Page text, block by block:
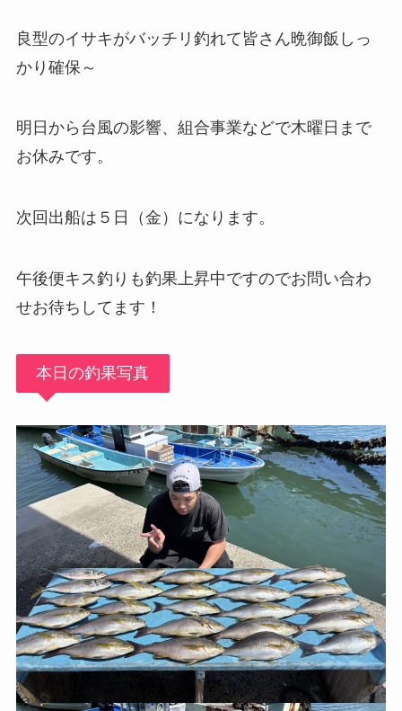
良型のイサキがバッチリ釣れて皆さん晩御飯しっ
かり確保～
明日から台風の影響、組合事業などで木曜日まで
お休みです。
次回出船は５日（金）になります。
午後便キス釣りも釣果上昇中ですのでお問い合わ
せお待ちしてます！
本日の釣果写真